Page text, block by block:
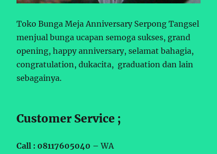
Toko Bunga Meja Anniversary Serpong Tangsel
menjual bunga ucapan semoga sukses, grand
opening, happy anniversary, selamat bahagia,
congratulation, dukacita, graduation dan lain
sebagainya.
Customer Service ;
Call : 08117605040 –WA